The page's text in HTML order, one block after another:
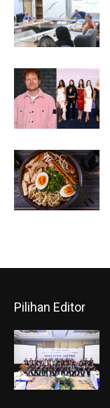
Pilihan Editor